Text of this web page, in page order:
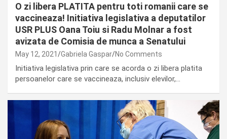
O zi libera PLATITA pentru toti romanii care se
vaccineaza! Initiativa legislativa a deputatilor
USR PLUS Oana Toiu si Radu Molnar a fost
avizata de Comisia de munca a Senatului
May 12, 2021 Gabriela Gaspar No Comments
Initiativa legislativa prin care se acorda o zi libera platita
persoanelor care se vaccineaza, inclusiv elevilor,…